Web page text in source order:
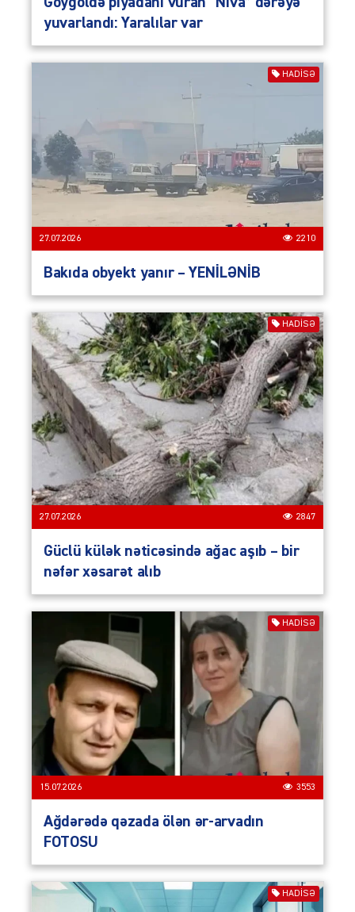
yuvarlandı: Yaralılar var
HADISƏ
27.07.2026 2210
Bakıda obyekt yanır – YENİLƏNİB
HADISƏ
27.07.2026 2847
Güclü külək nəticəsində ağac aşıb – bir
nəfər xəsarət alıb
HADISƏ
15.07.2026 3553
Ağdərədə qəzada ölən ər-arvadın
FOTOSU
HADISƏ